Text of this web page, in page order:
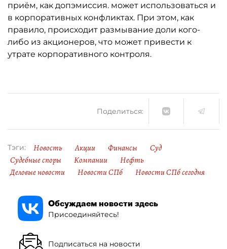
приём, как допэмиссия. может использоваться и
в корпоративных конфликтах. При этом, как
правило, происходит размывание доли кого-
либо из акционеров, что может привести к
утрате корпоративного контроля.
Поделиться:
Тэги: Новость Акции Финансы
Суд
Судебные споры
Компании
Нефть
Деловые новости
Новости СПб Новости СПб сегодня
Обсуждаем новости здесь
Присоединяйтесь!
Подписаться на новости